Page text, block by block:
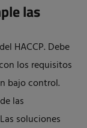
las
HACCP. Debe
los requisitos
bajo control.
las
soluciones